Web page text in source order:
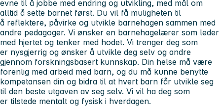
evne til å jobbe med endring og utvikling, med mål om
alltid å sette barnet først. Du vil få muligheten til
å reflektere, påvirke og utvikle barnehagen sammen med
andre pedagoger. Vi ønsker en barnehagelærer som leder
med hjertet og tenker med hodet. Vi trenger deg som
er nysgjerrig og ønsker å utvikle deg selv og andre
gjennom forskningsbasert kunnskap. Din helse må være
forenlig med arbeid med barn, og du må kunne benytte
kompetansen din og bidra til at hvert barn får utvikle seg
til den beste utgaven av seg selv. Vi vil ha deg som
er tilstede mentalt og fysisk i hverdagen.